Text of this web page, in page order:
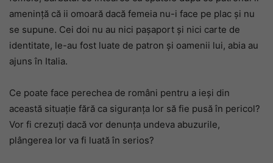
amenință că ii omoară dacă femeia nu-i face pe plac și nu
se supune. Cei doi nu au nici pașaport și nici carte de
identitate, le-au fost luate de patron și oamenii lui, abia au
ajuns în Italia.
Ce poate face perechea de români pentru a ieși din
această situație fără ca siguranța lor să fie pusă în pericol?
Vor fi crezuți dacă vor denunța undeva abuzurile,
plângerea lor va fi luată în serios?